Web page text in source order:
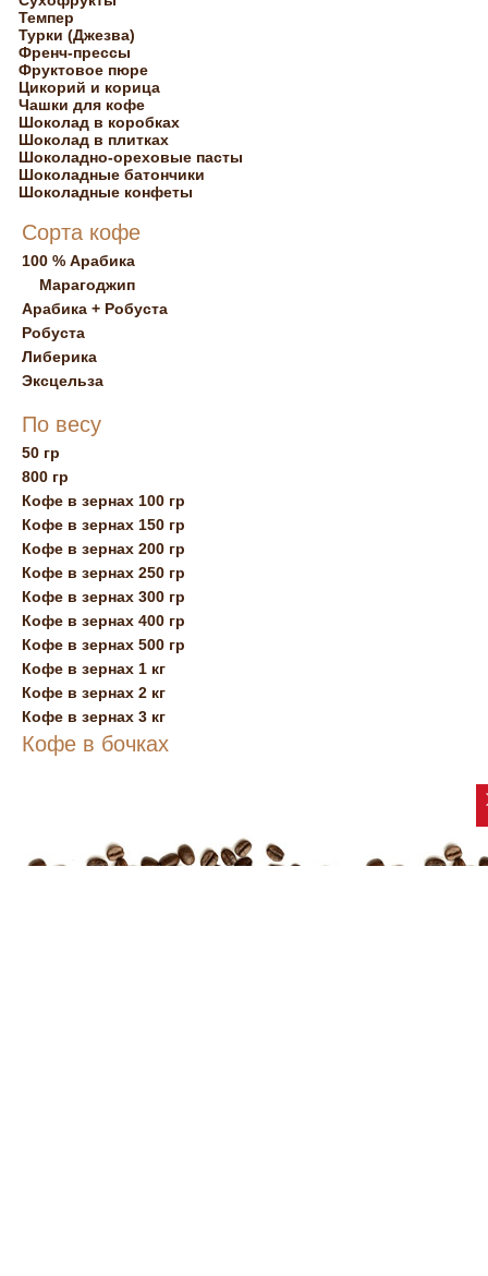
Темпер
Турки (Джезва)
Френч-прессы
Фруктовое пюре
Цикорий и корица
Чашки для кофе
Шоколад в коробках
Шоколад в плитках
Шоколадно-ореховые пасты
Шоколадные батончики
Шоколадные конфеты
Сорта кофе
100 % Арабика
Марагоджип
Арабика + Робуста
Робуста
Либерика
Эксцельза
По весу
50 гр
800 гр
Кофе в зернах 100 гр
Кофе в зернах 150 гр
Кофе в зернах 200 гр
Кофе в зернах 250 гр
Кофе в зернах 300 гр
Кофе в зернах 400 гр
Кофе в зернах 500 гр
Кофе в зернах 1 кг
Кофе в зернах 2 кг
Кофе в зернах 3 кг
Кофе в бочках